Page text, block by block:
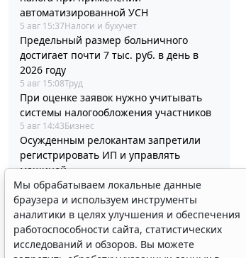
автоматизированной УСН
5 авг 15:37Налоги и бухучет
Предельный размер больничного
достигает почти 7 тыс. руб. в день в
2026 году
5 авг 15:08Труд
При оценке заявок нужно учитывать
системы налогообложения участников
5 авг 14:43Бизнес
Осужденным релокантам запретили
регистрировать ИП и управлять
машиной
5 авг 14:12Общество
Минздрав России выпустил стандарт
медицинской помощи детям при
туберкулезе
5 авг 13:47Социальная сфера
Подавать "летнее" заявление на
Мы обрабатываем локальные данные
браузера и используем инструменты
аналитики в целях улучшения и обеспечения
работоспособности сайта, статистических
исследований и обзоров. Вы можете